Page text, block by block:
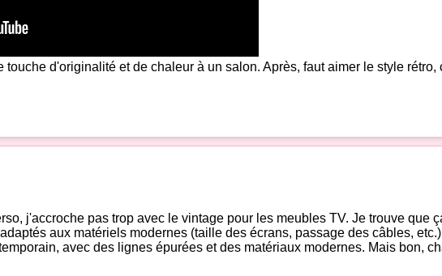
d'originalité et de chaleur à un salon. Après, faut aimer le style rétro,
j'accroche pas trop avec le vintage pour les meubles TV. Je trouve que
aux matériels modernes (taille des écrans, passage des câbles,
avec des lignes épurées et des matériaux modernes. Mais bon,